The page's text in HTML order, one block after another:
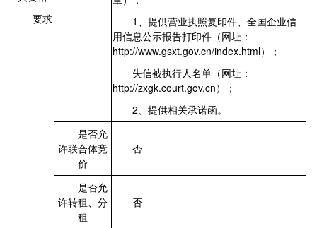
要求
1、提供营业执照复印件、全国企业信
用信息公示报告打印件（网址：
http://www.gsxt.gov.cn/index.html）；
失信被执行人名单（网址：
http://zxgk.court.gov.cn）；
2、提供相关承诺函。
是否允
许联合体竞
价
否
是否允
许转租、分
租
否